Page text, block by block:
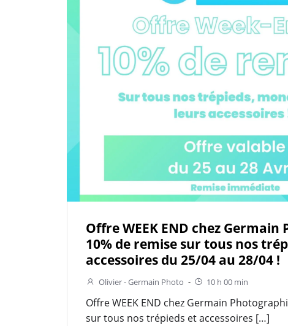
Offre WEEK END chez
10% de remise sur tous nos
accessoires du 25/04 au 28/04 !
Olivier - Germain Photo - 10 h 00 min
Offre WEEK END chez Germain
sur tous nos trépieds et accessoires […]